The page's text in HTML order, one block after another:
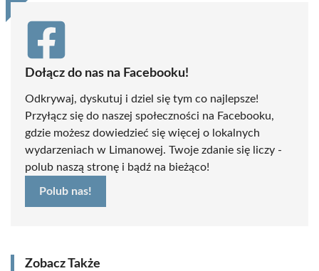
Dołącz do nas na Facebooku!
Odkrywaj, dyskutuj i dziel się tym co najlepsze!
Przyłącz się do naszej społeczności na Facebooku,
gdzie możesz dowiedzieć się więcej o lokalnych
wydarzeniach w Limanowej. Twoje zdanie się liczy -
polub naszą stronę i bądź na bieżąco!
Polub nas!
Zobacz Także